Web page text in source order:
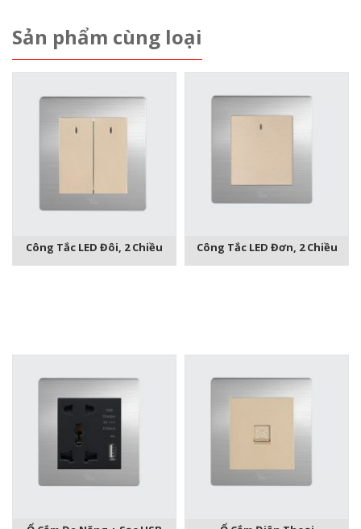
Sản phẩm cùng loại
Công Tắc LED Đôi, 2 Chiều Công Tắc LED Đơn, 2 Chiều